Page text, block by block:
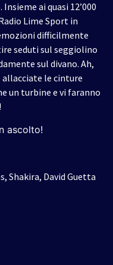
ai quasi 12’000
Lime Sport in
difficilmente
seduti sul seggiolino
sul divano. Ah,
le cinture
un turbine e vi faranno
ascolto!
Shakira, David Guetta